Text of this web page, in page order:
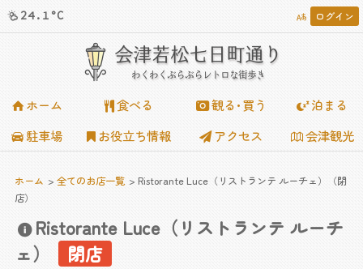
24.1°C ログイン













 会津若松七日町通り
わくわくぶらぶらレトロな街歩き
ホーム 食べる 観る･買う
泊まる
駐車場
お役立ち情報 アクセス 会津観光
ホーム 全てのお店一覧
Ristorante Luce（リストランテ ルーチェ）（閉
店）
Ristorante Luce（リストランテ ルーチ
ェ）
閉店